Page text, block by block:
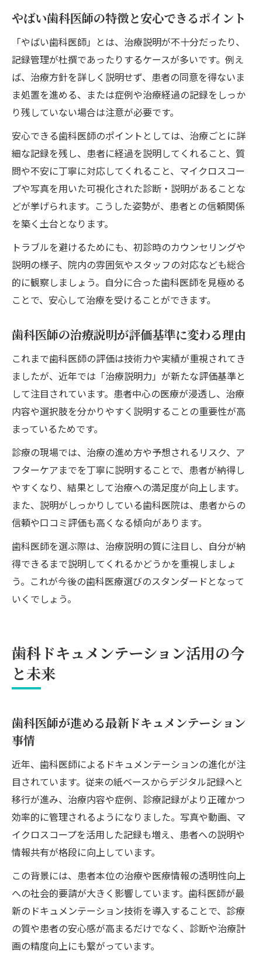
やばい歯科医師の特徴と安心できるポイント
「やばい歯科医師」とは、治療説明が不十分だったり、
記録管理が杜撰であったりするケースが多いです。例え
ば、治療方針を詳しく説明せず、患者の同意を得ないま
ま処置を進める、または症例や治療経過の記録をしっか
り残していない場合は注意が必要です。
安心できる歯科医師のポイントとしては、治療ごとに詳
細な記録を残し、患者に経過を説明してくれること、質
問や不安に丁寧に対応してくれること、マイクロスコー
プや写真を用いた可視化された診断・説明があることな
どが挙げられます。こうした姿勢が、患者との信頼関係
を築く土台となります。
トラブルを避けるためにも、初診時のカウンセリングや
説明の様子、院内の雰囲気やスタッフの対応なども総合
的に観察しましょう。自分に合った歯科医師を見極める
ことで、安心して治療を受けることができます。
歯科医師の治療説明が評価基準に変わる理由
これまで歯科医師の評価は技術力や実績が重視されてき
ましたが、近年では「治療説明力」が新たな評価基準と
して注目されています。患者中心の医療が浸透し、治療
内容や選択肢を分かりやすく説明することの重要性が高
まっているためです。
診療の現場では、治療の進め方や予想されるリスク、ア
フターケアまでを丁寧に説明することで、患者が納得し
やすくなり、結果として治療への満足度が向上します。
また、説明がしっかりしている歯科医院は、患者からの
信頼や口コミ評価も高くなる傾向があります。
歯科医師を選ぶ際は、治療説明の質に注目し、自分が納
得できるまで説明してくれるかどうかを重視しましょ
う。これが今後の歯科医療選びのスタンダードとなって
いくでしょう。
歯科ドキュメンテーション活用の今
と未来
歯科医師が進める最新ドキュメンテーション
事情
近年、歯科医師によるドキュメンテーションの進化が注
目されています。従来の紙ベースからデジタル記録へと
移行が進み、治療内容や症例、診療記録がより正確かつ
効率的に管理されるようになりました。写真や動画、マ
イクロスコープを活用した記録も増え、患者への説明や
情報共有が格段に向上しています。
この背景には、患者本位の治療や医療情報の透明性向上
への社会的要請が大きく影響しています。歯科医師が最
新のドキュメンテーション技術を導入することで、診療
の質や患者の安心感が高まるだけでなく、診断や治療計
画の精度向上にも繋がっています。